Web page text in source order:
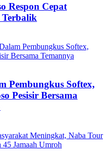
Respon Cepat
Pembungkus Softex,
Pesisir Bersama